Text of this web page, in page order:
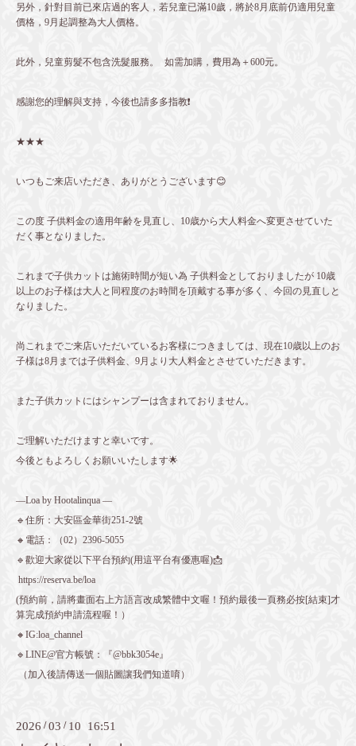
另外，針對目前已來店過的客人，若兒童已滿10歲，將於8月底前仍適用兒童
價格，9月起調整為大人價格。
此外，兒童剪髮不包含洗髮服務。 如需加購，費用為＋600元。
感謝您的理解與支持，今後也請多多指教❗️
★★★
いつもご来店いただき、ありがとうございます😊
この度 子供料金の適用年齢を見直し、10歳から大人料金へ変更させていた
だく事となりました。
これまで子供カットは施術時間が短い為 子供料金としておりましたが 10歳
以上のお子様は大人と同程度のお時間を頂戴する事が多く、今回の見直しと
なりました。
尚これまでご来店いただいているお客様につきましては、現在10歳以上のお
子様は8月までは子供料金、9月より大人料金とさせていただきます。
また子供カットにはシャンプーは含まれておりません。
ご理解いただけますと幸いです。
今後ともよろしくお願いいたします🌟
—Loa by Hootalinqua —
🔹住所：大安區金華街251-2號
🔸電話：（02）2396-5055
🔹歡迎大家從以下平台預約(用這平台有優惠喔)📩
https://reserva.be/loa
(預約前，請將畫面右上方語言改成繁體中文喔！預約最後一頁務必按[結束]才
算完成預約申請流程喔！）
🔸IG:loa_channel
🔹LINE@官方帳號：『@bbk3054e』
（加入後請傳送一個貼圖讓我們知道唷）
2026 /03 / 10 16:51